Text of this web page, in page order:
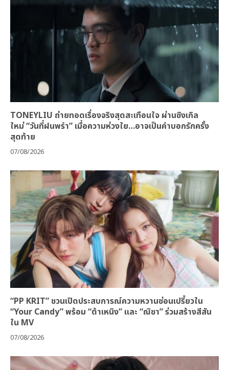
TONEYLIU ถ่ายทอดเรื่องจริงสุดสะเทือนใจ ผ่านซิงเกิล
ใหม่ “วันที่ฝนพรำ” เมื่อความห่วงใย…อาจเป็นคำบอกรักครั้ง
สุดท้าย
07/08/2026
“PP KRIT” ชวนเปิดประสบการณ์ความหวานซ่อนเปรี้ยวใน
“Your Candy” พร้อม “ต้าเหนิง” และ “ณิชา” ร่วมสร้างสีสัน
ใน MV
07/08/2026